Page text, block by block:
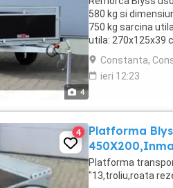
4
580 kg si
750 kg sarcina
utila: 270x125x39
Otel zincat la cald
Constanta,
ieri 12:23
4
Platforma
Platforma
"13,troliu,roata